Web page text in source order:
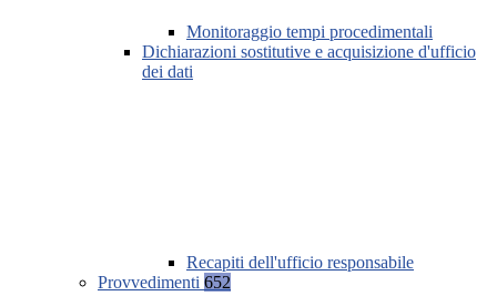
Monitoraggio tempi procedimentali
Dichiarazioni sostitutive e acquisizione d'ufficio
dei dati
Recapiti dell'ufficio responsabile
Provvedimenti 652